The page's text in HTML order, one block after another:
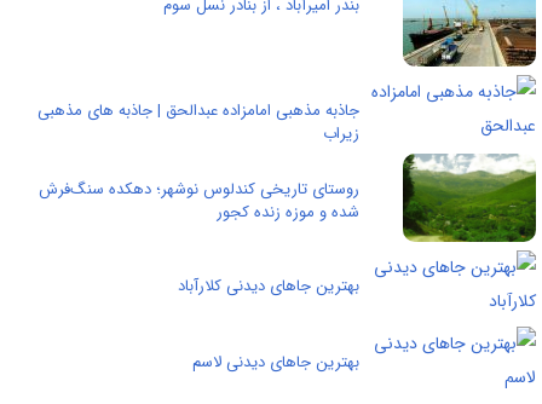
بندر امیرآباد ، از بنادر نسل سوم
جاذبه مذهبی امامزاده عبدالحق | جاذبه های مذهبی
زیراب
روستای تاریخی کندلوس نوشهر؛ دهکده سنگ‌فرش
شده و موزه زنده کجور
بهترین جاهای دیدنی کلارآباد
بهترین جاهای دیدنی لاسم